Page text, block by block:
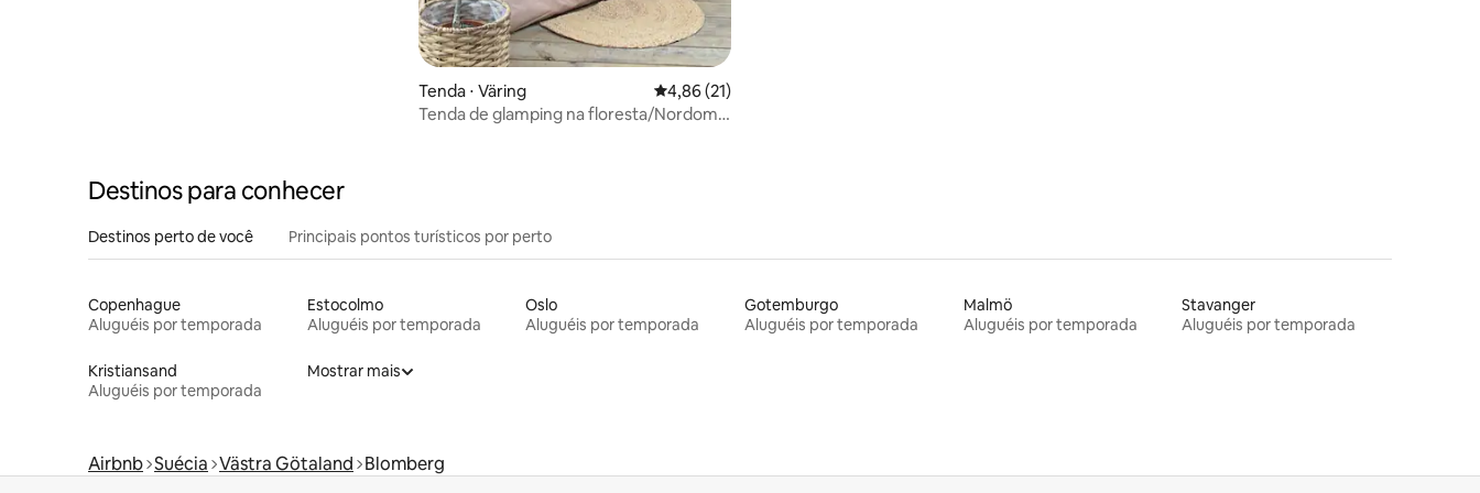
Tenda ⋅ Väring 4,86 de uma avaliação média de 5, 21 avaliações
4,86 (21)
Tenda de glamping na floresta/Nordom
Destinos para conhecer
Destinos perto de você Principais pontos turísticos por perto
Copenhague
Aluguéis por temporada
Estocolmo
Aluguéis por temporada
Oslo
Aluguéis por temporada
Gotemburgo
Aluguéis por temporada
Malmö
Aluguéis por temporada
Stavanger
Aluguéis por temporada
Kristiansand
Aluguéis por temporada
Mostrar mais
Airbnb Suécia Västra Götaland Blomberg